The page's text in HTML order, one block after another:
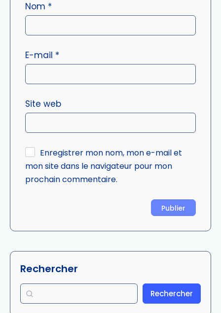
Nom *
E-mail *
Site web
Enregistrer mon nom, mon e-mail et
mon site dans le navigateur pour mon
prochain commentaire.
Rechercher
Rechercher